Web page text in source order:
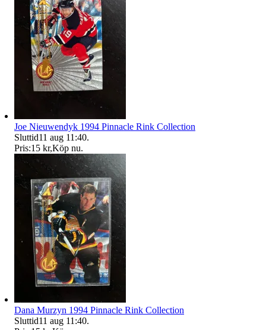
Joe Nieuwendyk 1994 Pinnacle Rink Collection
Sluttid11 aug 11:40.
Pris:15 kr,Köp nu.
Dana Murzyn 1994 Pinnacle Rink Collection
Sluttid11 aug 11:40.